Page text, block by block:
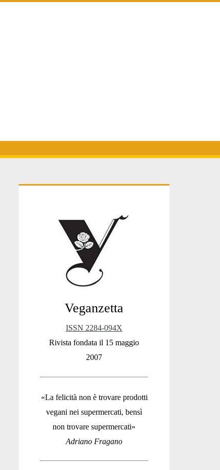
Sidebar
Veganzetta
ISSN 2284-094X
Rivista fondata il 15 maggio
2007
«La felicità non è trovare prodotti
vegani nei supermercati, bensì
non trovare supermercati»
Adriano Fragano